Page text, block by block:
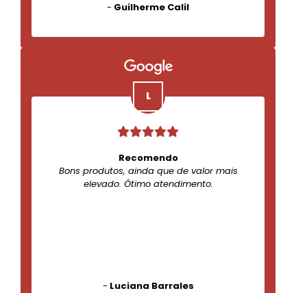
- Guilherme Calil
Recomendo
Bons produtos, ainda que de valor mais
elevado. Ótimo atendimento.
- Luciana Barrales